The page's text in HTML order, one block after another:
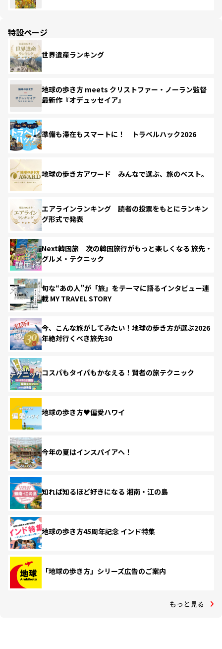
特設ページ
世界遺産ランキング
地球の歩き方 meets クリストファー・ノーラン監督
最新作『オデュッセイア』
準備も滞在もスマートに！ トラベルハック2026
地球の歩き方アワード みんなで選ぶ、旅のベスト。
エアラインランキング 読者の投票をもとにランキン
グ形式で発表
Next韓国旅 次の韓国旅行がもっと楽しくなる 旅先・
グルメ・テクニック
旬な“あの人”が「旅」をテーマに語るインタビュー連
載 MY TRAVEL STORY
今、こんな旅がしてみたい！地球の歩き方が選ぶ2026
年絶対行くべき旅先30
コスパもタイパもかなえる！賢者の旅テクニック
地球の歩き方♥偏愛ハワイ
今年の夏はインスパイアへ！
知れば知るほど好きになる 湘南・江の島
地球の歩き方45周年記念 インド特集
「地球の歩き方」シリーズ広告のご案内
もっと見る